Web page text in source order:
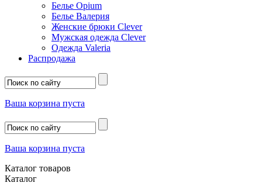
Белье Opium
Белье Валерия
Женские брюки Clever
Мужская одежда Clever
Одежда Valeria
Распродажа
Ваша корзина пуста
Ваша корзина пуста
Каталог товаров
Каталог